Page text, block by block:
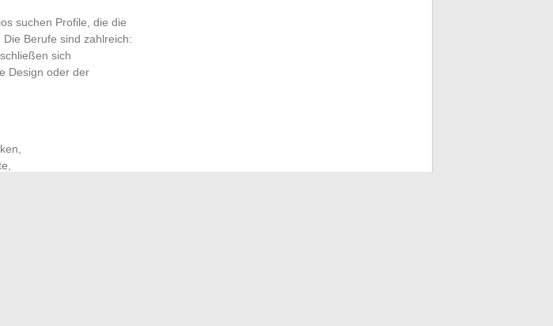
suchen Profile, die die
Berufe sind zahlreich:
sich
Design oder der